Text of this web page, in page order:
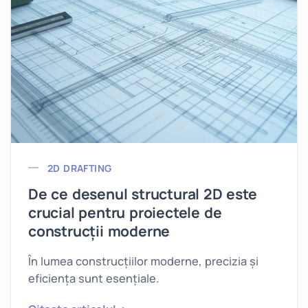
2D DRAFTING
De ce desenul structural 2D este
crucial pentru proiectele de
construcții moderne
În lumea construcțiilor moderne, precizia și
eficiența sunt esențiale.